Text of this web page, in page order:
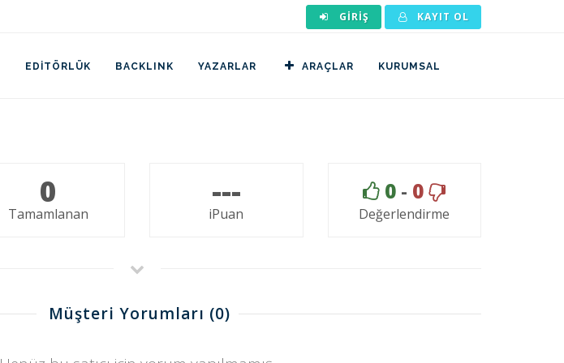
GIRIŞ KAYIT OL
EDITÖRLÜK BACKLINK YAZARLAR ARAÇLAR KURUMSAL
0
Tamamlanan
---
iPuan
0 - 0
Değerlendirme
Müşteri Yorumları (0)